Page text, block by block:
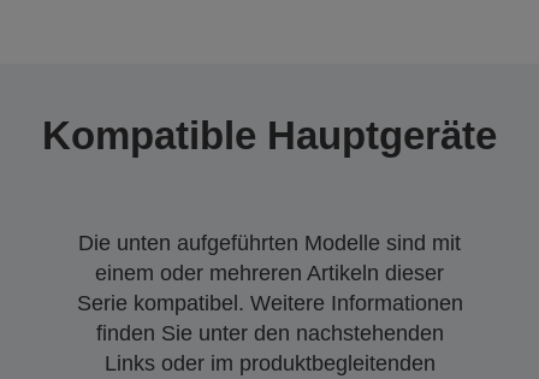
Kompatible Hauptgeräte
Die unten aufgeführten Modelle sind mit
einem oder mehreren Artikeln dieser
Serie kompatibel. Weitere Informationen
finden Sie unter den nachstehenden
Links oder im produktbegleitenden